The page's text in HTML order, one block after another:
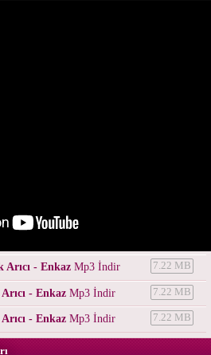
- EnkazMp3 İndir 7.22 MB
- Enkaz Mp3 İndir 7.22 MB
- EnkazMp3 İndir 7.22 MB